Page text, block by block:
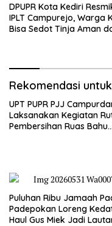
DPUPR Kota Kediri
IPLT Campurejo, Warga
Bisa Sedot Tinja Aman
Rekomendasi
UPT PUPR PJJ
Laksanakan Kegiatan
Pembersihan Ruas Bahu
Puluhan Ribu Jamaah
Padepokan Loreng
Haul Gus Miek Jadi